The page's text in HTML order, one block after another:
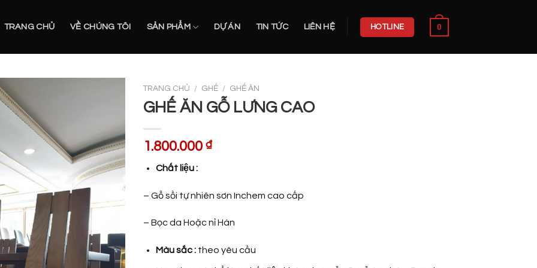
TRANG CHỦ VỀ CHÚNG TÔI SẢN PHẨM DỰ ÁN TIN TỨC LIÊN HỆ HOTLINE 0
TRANG CHỦ / GHẾ / GHẾ ĂN
GHẾ ĂN GỖ LƯNG CAO
1.800.000 ₫
Chất liệu :
– Gỗ sồi tự nhiên sơn Inchem cao cấp
– Bọc da Hoặc nỉ Hàn
Màu sắc : theo yêu cầu